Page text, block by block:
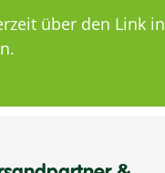
über den Link in